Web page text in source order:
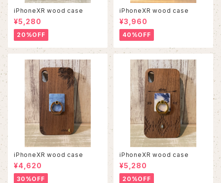
iPhoneXR wood case
¥5,280
20%OFF
iPhoneXR wood case
¥3,960
40%OFF
iPhoneXR wood case
¥4,620
30%OFF
iPhoneXR wood case
¥5,280
20%OFF